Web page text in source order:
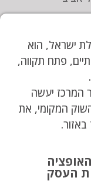
ישראל, הוא
פתח תקווה,
המרכז יעשה
המקומי, את
העסק